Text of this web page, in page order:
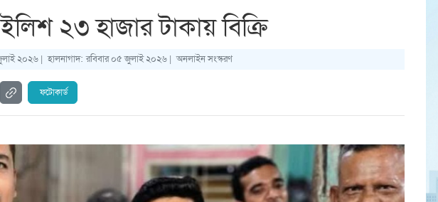
২৩ হাজার টাকায় বিক্রি
২০২৬ | হালনাগাদ: রবিবার ০৫ জুলাই ২০২৬ | অনলাইন সংস্করণ
ফটোকার্ড